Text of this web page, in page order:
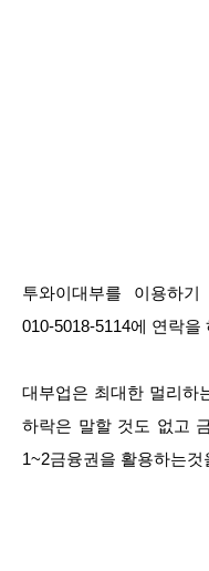
투와이대부를 이용하
010-5018-5114에 연락
대부업은 최대한 멀리하
하락은 말할 것도 없고
1~2금융권을 활용하는것